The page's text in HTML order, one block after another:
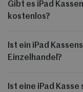
Gibt es iPad
kostenlos?
Ist ein iPad
Einzelhandel?
Ist eine iPad Kasse